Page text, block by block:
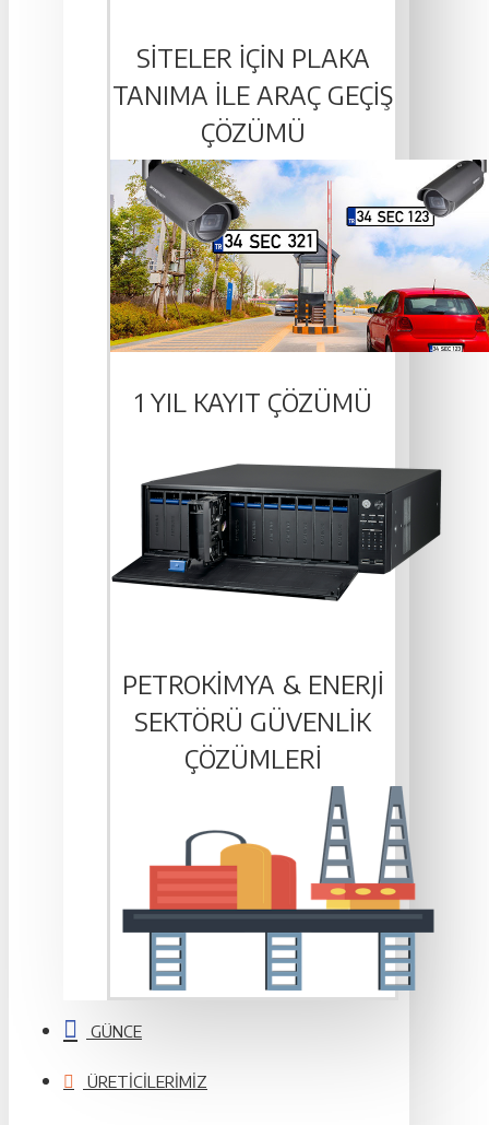
SITELER IÇIN PLAKA
TANIMA ILE ARAÇ GEÇIŞ
ÇÖZÜMÜ
1 YIL KAYIT ÇÖZÜMÜ
PETROKIMYA & ENERJI
SEKTÖRÜ GÜVENLIK
ÇÖZÜMLERI
GÜNCE
ÜRETICILERIMIZ